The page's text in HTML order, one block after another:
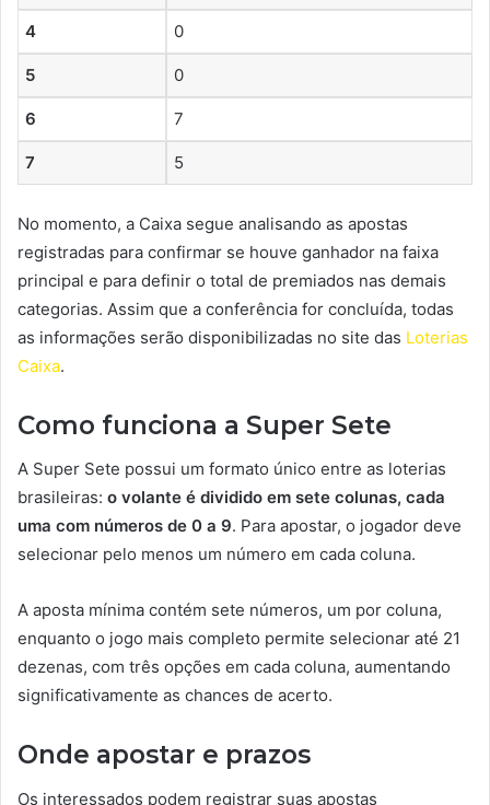
4 0
5 0
6 7
7 5
No momento, a Caixa segue analisando as apostas
registradas para confirmar se houve ganhador na faixa
principal e para definir o total de premiados nas demais
categorias. Assim que a conferência for concluída, todas
as informações serão disponibilizadas no site das Loterias
Caixa.
Como funciona a Super Sete
A Super Sete possui um formato único entre as loterias
brasileiras: o volante é dividido em sete colunas, cada
uma com números de 0 a 9. Para apostar, o jogador deve
selecionar pelo menos um número em cada coluna.
A aposta mínima contém sete números, um por coluna,
enquanto o jogo mais completo permite selecionar até 21
dezenas, com três opções em cada coluna, aumentando
significativamente as chances de acerto.
Onde apostar e prazos
Os interessados podem registrar suas apostas